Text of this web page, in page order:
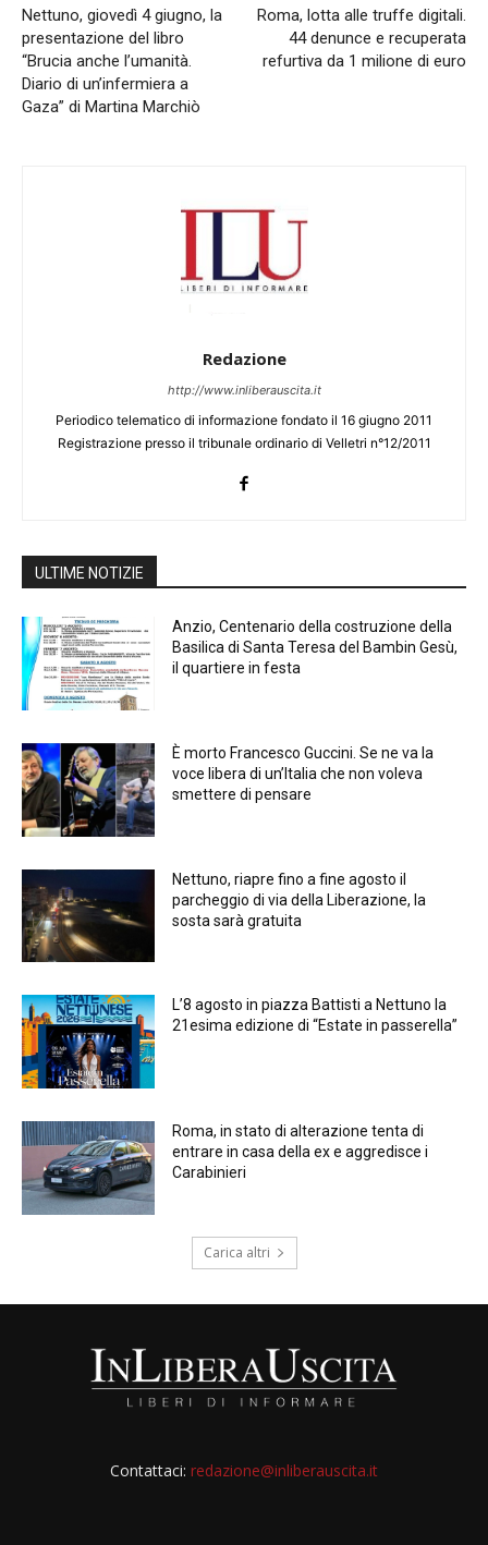
Nettuno, giovedì 4 giugno, la
presentazione del libro
“Brucia anche l’umanità.
Diario di un’infermiera a
Gaza” di Martina Marchiò
Roma, lotta alle truffe digitali.
44 denunce e recuperata
refurtiva da 1 milione di euro
Redazione
http://www.inliberauscita.it
Periodico telematico di informazione fondato il 16 giugno 2011
Registrazione presso il tribunale ordinario di Velletri n°12/2011
ULTIME NOTIZIE
Anzio, Centenario della costruzione della
Basilica di Santa Teresa del Bambin Gesù,
il quartiere in festa
È morto Francesco Guccini. Se ne va la
voce libera di un’Italia che non voleva
smettere di pensare
Nettuno, riapre fino a fine agosto il
parcheggio di via della Liberazione, la
sosta sarà gratuita
L’8 agosto in piazza Battisti a Nettuno la
21esima edizione di “Estate in passerella”
Roma, in stato di alterazione tenta di
entrare in casa della ex e aggredisce i
Carabinieri
Carica altri
Contattaci: redazione@inliberauscita.it